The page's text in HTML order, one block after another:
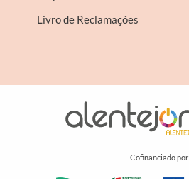
Livro de Reclamações
Cofinanciado por